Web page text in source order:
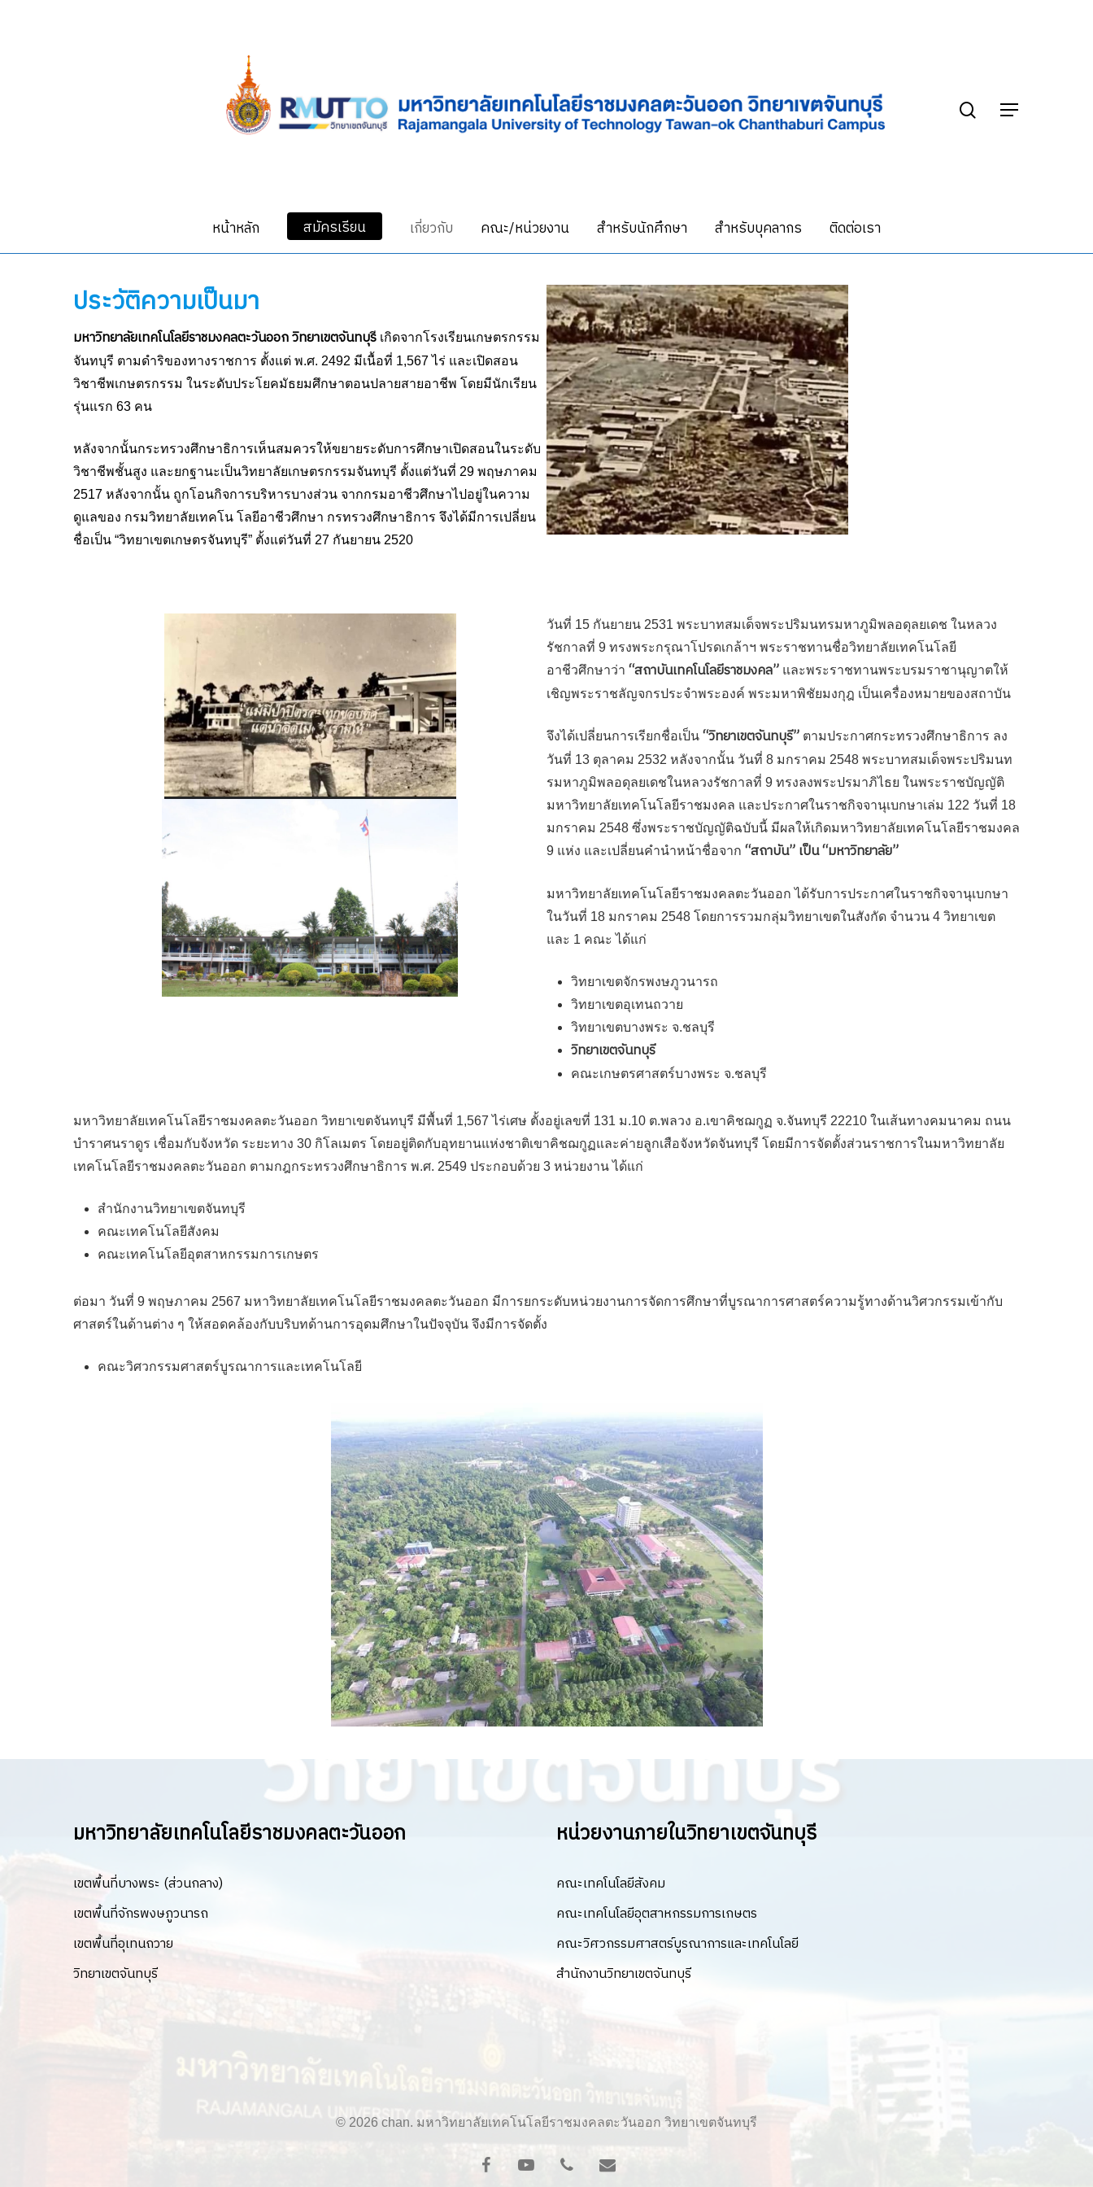
Hit enter to search or ESC to close
Menu
หน้าหลัก สมัครเรียน เกี่ยวกับ คณะ/หน่วยงาน สำหรับนักศึกษา สำหรับบุคลากร ติดต่อเรา
ประวัติความเป็นมา
มหาวิทยาลัยเทคโนโลยีราชมงคลตะวันออก วิทยาเขตจันทบุร ี เกิดจากโรงเรียนเกษตรกรรม
จันทบุรี ตามดำริของทางราชการ ตั้งแต่ พ.ศ. 2492 มีเนื้อที่ 1,567 ไร่ และเปิดสอน
วิชาชีพเกษตรกรรม ในระดับประโยคมัธยมศึกษาตอนปลายสายอาชีพ โดยมีนักเรียน
รุ่นแรก 63 คน
หลังจากนั้นกระทรวงศึกษาธิการเห็นสมควรให้ขยายระดับการศึกษาเปิดสอนในระดับ
วิชาชีพชั้นสูง และยกฐานะเป็นวิทยาลัยเกษตรกรรมจันทบุรี ตั้งแต่วันที่ 29 พฤษภาคม
2517 หลังจากนั้น ถูกโอนกิจการบริหารบางส่วน จากกรมอาชีวศึกษาไปอยู่ในความ
ดูแลของ กรมวิทยาลัยเทคโน โลยีอาชีวศึกษา กรทรวงศึกษาธิการ จึงได้มีการเปลี่ยน
ชื่อเป็น “วิทยาเขตเกษตรจันทบุรี” ตั้งแต่วันที่ 27 กันยายน 2520
วันที่ 15 กันยายน 2531 พระบาทสมเด็จพระปริมนทรมหาภูมิพลอดุลยเดช ในหลวง
รัชกาลที่ 9 ทรงพระกรุณาโปรดเกล้าฯ พระราชทานชื่อวิทยาลัยเทคโนโลยี
อาชีวศึกษาว่า “สถาบันเทคโนโลยีราชมงคล” และพระราชทานพระบรมราชานุญาตให้
เชิญพระราชลัญจกรประจำพระองค์ พระมหาพิชัยมงกุฎ เป็นเครื่องหมายของสถาบัน
จึงได้เปลี่ยนการเรียกชื่อเป็น “วิทยาเขตจันทบุรี” ตามประกาศกระทรวงศึกษาธิการ ลง
วันที่ 13 ตุลาคม 2532 หลังจากนั้น วันที่ 8 มกราคม 2548 พระบาทสมเด็จพระปริมนท
รมหาภูมิพลอดุลยเดชในหลวงรัชกาลที่ 9 ทรงลงพระปรมาภิไธย ในพระราชบัญญัติ
มหาวิทยาลัยเทคโนโลยีราชมงคล และประกาศในราชกิจจานุเบกษาเล่ม 122 วันที่ 18
มกราคม 2548 ซึ่งพระราชบัญญัติฉบับนี้ มีผลให้เกิดมหาวิทยาลัยเทคโนโลยีราชมงคล
9 แห่ง และเปลี่ยนคำนำหน้าชื่อจาก “สถาบัน” เป็น “มหาวิทยาลัย”
มหาวิทยาลัยเทคโนโลยีราชมงคลตะวันออก ได้รับการประกาศในราชกิจจานุเบกษา
ในวันที่ 18 มกราคม 2548 โดยการรวมกลุ่มวิทยาเขตในสังกัด จำนวน 4 วิทยาเขต
และ 1 คณะ ได้แก่
วิทยาเขตจักรพงษภูวนารถ
วิทยาเขตอุเทนถวาย
วิทยาเขตบางพระ จ.ชลบุรี
วิทยาเขตจันทบุรี
คณะเกษตรศาสตร์บางพระ จ.ชลบุรี
มหาวิทยาลัยเทคโนโลยีราชมงคลตะวันออก วิทยาเขตจันทบุรี มีพื้นที่ 1,567 ไร่เศษ ตั้งอยู่เลขที่ 131 ม.10 ต.พลวง อ.เขาคิชฌกูฏ จ.จันทบุรี 22210 ในเส้นทางคมนาคม ถนน
บำราศนราดูร เชื่อมกับจังหวัด ระยะทาง 30 กิโลเมตร โดยอยู่ติดกับอุทยานแห่งชาติเขาคิชฌกูฏและค่ายลูกเสือจังหวัดจันทบุรี โดยมีการจัดตั้งส่วนราชการในมหาวิทยาลัย
เทคโนโลยีราชมงคลตะวันออก ตามกฎกระทรวงศึกษาธิการ พ.ศ. 2549 ประกอบด้วย 3 หน่วยงาน ได้แก่
สำนักงานวิทยาเขตจันทบุรี
คณะเทคโนโลยีสังคม
คณะเทคโนโลยีอุตสาหกรรมการเกษตร
ต่อมา วันที่ 9 พฤษภาคม 2567 มหาวิทยาลัยเทคโนโลยีราชมงคลตะวันออก มีการยกระดับหน่วยงานการจัดการศึกษาที่บูรณาการศาสตร์ความรู้ทางด้านวิศวกรรมเข้ากับ
ศาสตร์ในด้านต่าง ๆ ให้สอดคล้องกับบริบทด้านการอุดมศึกษาในปัจจุบัน จึงมีการจัดตั้ง
คณะวิศวกรรมศาสตร์บูรณาการและเทคโนโลยี
มหาวิทยาลัยเทคโนโลยีราชมงคลตะวันออก
เขตพื้นที่บางพระ (ส่วนกลาง)
เขตพื้นที่จักรพงษภูวนารถ
เขตพื้นที่อุเทนถวาย
วิทยาเขตจันทบุรี
หน่วยงานภายในวิทยาเขตจันทบุรี
คณะเทคโนโลยีสังคม
คณะเทคโนโลยีอุตสาหกรรมการเกษตร
คณะวิศวกรรมศาสตร์บูรณาการและเทคโนโลยี
สำนักงานวิทยาเขตจันทบุรี
© 2026 chan. มหาวิทยาลัยเทคโนโลยีราชมงคลตะวันออก วิทยาเขตจันทบุรี
facebookyoutubephone email